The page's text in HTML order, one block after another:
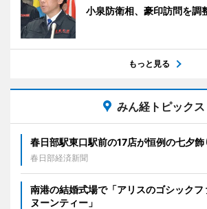
小泉防衛相、豪印訪問を調
もっと見る
みん経トピックス
春日部駅東口駅前の17店が恒例の七夕
春日部経済新聞
南港の結婚式場で「アリスのゴシックフ
ヌーンティー」